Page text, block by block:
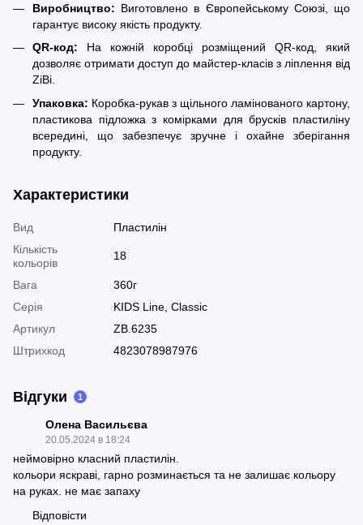
Виробництво: Виготовлено в Європейському Союзі, що
гарантує високу якість продукту.
QR-код: На кожній коробці розміщений QR-код, який
дозволяє отримати доступ до майстер-класів з ліплення від
ZiBi.
Упаковка: Коробка-рукав з щільного ламінованого картону,
пластикова підложка з комірками для брусків пластиліну
всередині, що забезпечує зручне і охайне зберігання
продукту.
Характеристики
Вид
Пластилін
Кількість
кольорів
18
Вага
360г
Серія
KIDS Line, Classic
Артикул
ZB.6235
Штрихкод
4823078987976
Відгуки 1
Олена Васильєва
20.05.2024 в 18:24
неймовірно класний пластилін.
кольори яскраві, гарно розминається та не залишає кольору
на руках. не має запаху
Відповісти